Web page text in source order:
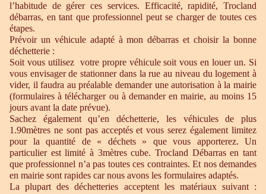
l’habitude de gérer ces services. Efficacité, rapidité, Trocland
débarras, en tant que professionnel peut se charger de toutes ces
étapes.
Prévoir un véhicule adapté à mon débarras et choisir la bonne
déchetterie :
Soit vous utilisez votre propre véhicule soit vous en louer un. Si
vous envisager de stationner dans la rue au niveau du logement à
vider, il faudra au préalable demander une autorisation à la mairie
(formulaires à télécharger ou à demander en mairie, au moins 15
jours avant la date prévue).
Sachez également qu’en déchetterie, les véhicules de plus
1.90mètres ne sont pas acceptés et vous serez également limitez
pour la quantité de « déchets » que vous apporterez. Un
particulier est limité à 3mètres cube. Trocland Débarras en tant
que professionnel n’a pas toutes ces contraintes. Et nos demandes
en mairie sont rapides car nous avons les formulaires adaptés.
La plupart des déchetteries acceptent les matériaux suivant :